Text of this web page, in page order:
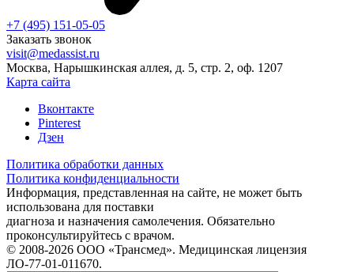
+7 (495) 151-05-05
Заказать звонок
visit@medassist.ru
Москва, Нарышкинская аллея, д. 5, стр. 2, оф. 1207
Карта сайта
Вконтакте
Pinterest
Дзен
Политика обработки данных
Политика конфиденциальности
Информация, представленная на сайте, не может быть
использована для поставки
диагноза и назначения самолечения. Обязательно
проконсультируйтесь с врачом.
© 2008-2026 ООО «Трансмед». Медицинская лицензия
ЛО-77-01-011670.